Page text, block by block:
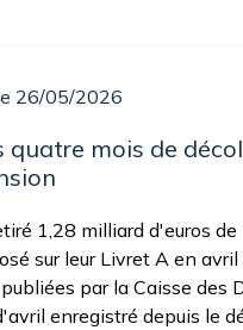
26/05/2026
quatre mois de
1,28 milliard d'euros de
sur leur Livret A en avril
par la Caisse des
enregistré depuis le